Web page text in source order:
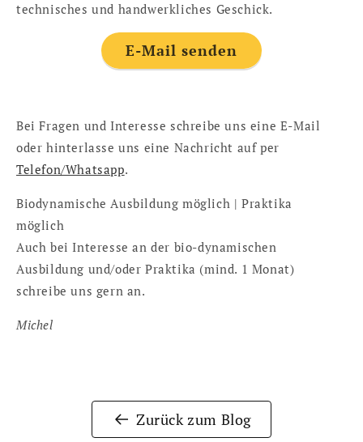
technisches und handwerkliches Geschick.
E-Mail senden
Bei Fragen und Interesse schreibe uns eine E-Mail
oder hinterlasse uns eine Nachricht auf per
Telefon/Whatsapp.
Biodynamische Ausbildung möglich | Praktika
möglich
Auch bei Interesse an der bio-dynamischen
Ausbildung und/oder Praktika (mind. 1 Monat)
schreibe uns gern an.
Michel
Zurück zum Blog